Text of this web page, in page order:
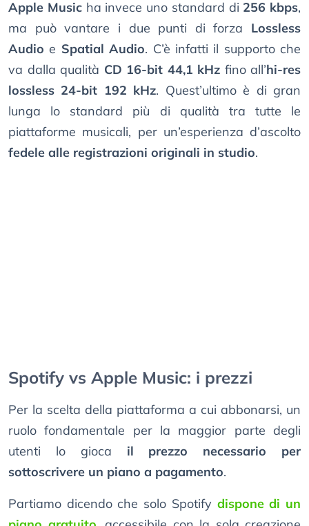
Apple Musicha invece uno standard di 256 kbps,
ma può vantare i due punti di forza Lossless
Audio e Spatial Audio. C’è infatti il supporto che
va dalla qualità CD 16-bit 44,1 kHz fino all’hi-res
lossless 24-bit 192 kHz. Quest’ultimo è di gran
lunga lo standard più di qualità tra tutte le
piattaforme musicali, per un’esperienza d’ascolto
fedele alle registrazioni originali in studio.
Spotify vs Apple Music: i prezzi
Per la scelta della piattaforma a cui abbonarsi, un
ruolo fondamentale per la maggior parte degli
utenti lo gioca il prezzo necessario per
sottoscrivere un piano a pagamento.
Partiamo dicendo che solo Spotify dispone di un